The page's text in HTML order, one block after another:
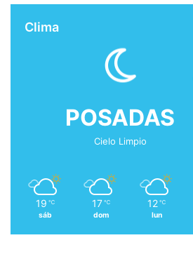
Clima
POSADAS
Cielo Limpio
19 ℃
sáb
17 ℃
dom
12 ℃
lun